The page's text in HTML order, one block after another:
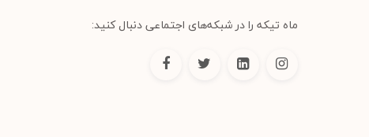
ماه تیکه را در شبکه‌های اجتماعی دنبال کنید: